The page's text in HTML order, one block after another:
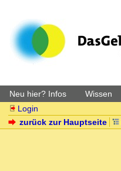
Neu hier? Infos Wissen
Login
zurück zur Hauptseite